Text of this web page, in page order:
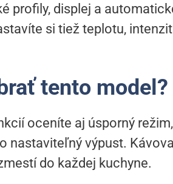
profily, displej a
si tiež teplotu,
tento model?
oceníte aj úsporný
nastaviteľný výpust.
do každej kuchyne.